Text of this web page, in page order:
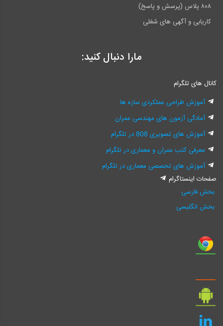
۸۰۸ پلاس (پرسش و پاسخ)
کاریابی و آگهی های شغلی
مارا دنبال کنید:
کانال های تلگرام
آموزش طراحی عملکردی سازه ها
آمادگی آزمون های مهندسی عمران
آموزش های تصویری 808 در تلگرام
معرفی کتب عمران و معماری در تلگرام
آموزش های تخصصی معماری در تلگرام
صفحات اینستاگرام
بخش فارسی
بخش انگلیسی